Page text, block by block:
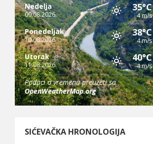
Nedelja
09.08.2026.
35°C
4 m/s
Ponedeljak
10.08.2026.
38°C
4 m/s
Utorak
11.08.2026.
40°C
4 m/s
Podaci o vremenu preuzeti sa
OpenWeatherMap.org
SIĆEVAČKA HRONOLOGIJA